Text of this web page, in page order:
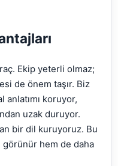
Ekip yeterli olmaz;
de önem taşır. Biz
anlatımı koruyor,
uzak duruyor.
bir dil kuruyoruz. Bu
hem de daha